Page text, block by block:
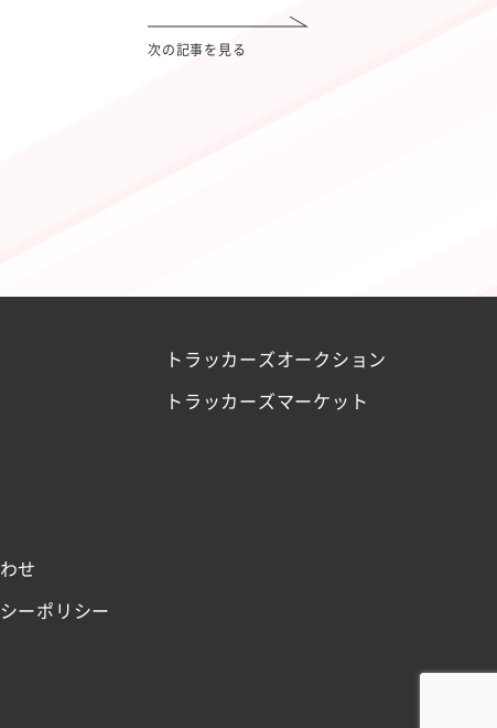
次の記事を見る
せ
ーポリシー
トラッカーズオークション
トラッカーズマーケット